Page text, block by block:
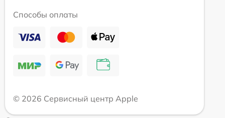
Способы оплаты
© 2026 Сервисный центр Apple